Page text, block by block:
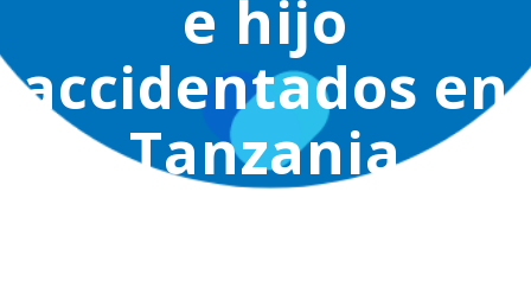
e hijo
accidentados en
Tanzania